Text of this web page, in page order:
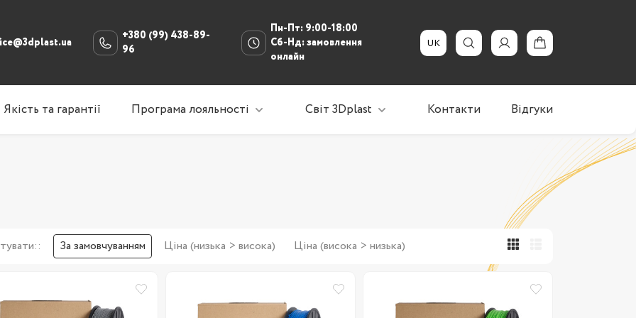
+380 (99) 438-89-
96
Пн-Пт: 9:00-18:00
Сб-Нд: замовлення
онлайн
UK
(0)
(0)
Якість та гарантії Програма лояльності Світ 3Dplast Контакти Відгуки
За замовчуванням Ціна (низька > висока) Ціна (висока > низька)